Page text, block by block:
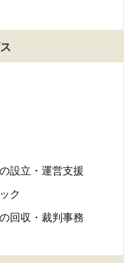
設立・運営支援
ク
回収・裁判事務